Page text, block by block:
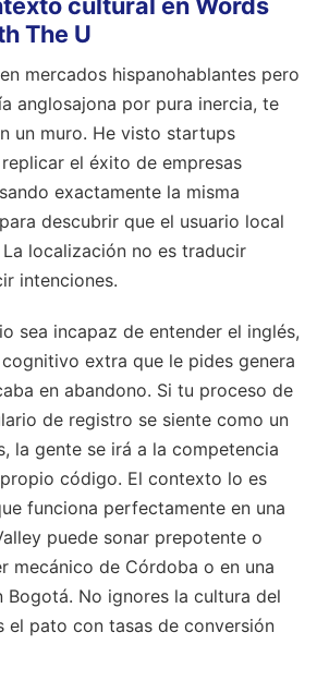
The U
mercados hispanohablantes pero
anglosajona por pura inercia, te
un muro. He visto startups
el éxito de empresas
exactamente la misma
descubrir que el usuario local
localización no es traducir
intenciones.
sea incapaz de entender el inglés,
extra que le pides genera
en abandono. Si tu proceso de
de registro se siente como un
la gente se irá a la competencia
código. El contexto lo es
funciona perfectamente en una
puede sonar prepotente o
mecánico de Córdoba o en una
No ignores la cultura del
el pato con tasas de conversión